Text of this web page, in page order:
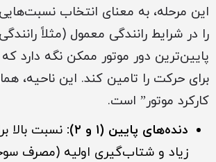
این مرحله، به معنای انتخاب
را در شرایط رانندگی معمول (مثلاً
پایین‌ترین دور موتور ممکن نگه دارد که
برای حرکت را تامین کند. این ناحیه،
کارکرد موتور” است.
دنده‌های پایین (۱ و ۲):
نسبت بالا
زیاد و شتاب‌گیری اولیه (مصرف